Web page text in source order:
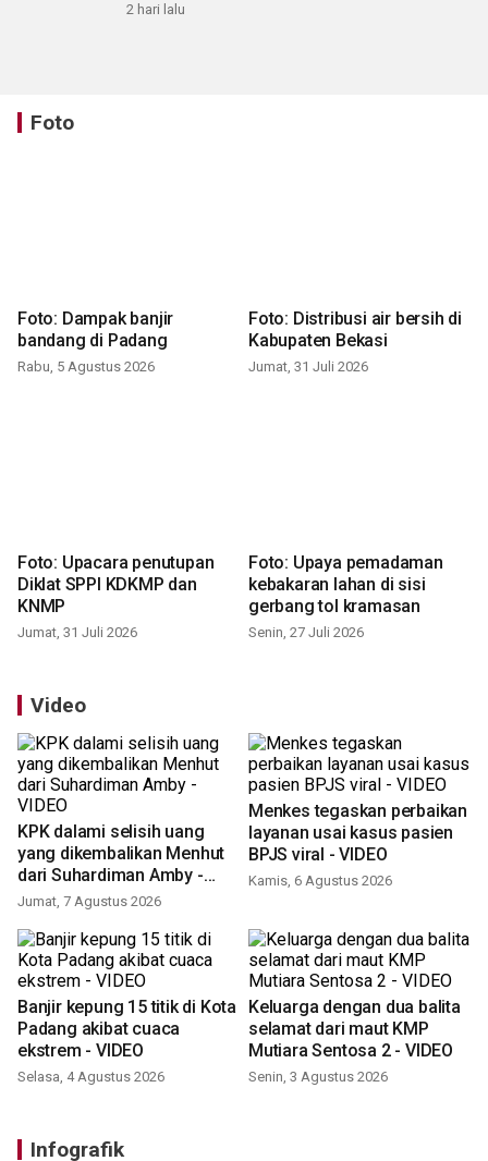
2 hari lalu
Foto
Foto: Dampak banjir
bandang di Padang
Rabu, 5 Agustus 2026
Foto: Distribusi air bersih di
Kabupaten Bekasi
Jumat, 31 Juli 2026
Foto: Upacara penutupan
Diklat SPPI KDKMP dan
KNMP
Jumat, 31 Juli 2026
Foto: Upaya pemadaman
kebakaran lahan di sisi
gerbang tol kramasan
Senin, 27 Juli 2026
Video
KPK dalami selisih uang
yang dikembalikan Menhut
dari Suhardiman Amby -
VIDEO
Jumat, 7 Agustus 2026
Menkes tegaskan perbaikan
layanan usai kasus pasien
BPJS viral - VIDEO
Kamis, 6 Agustus 2026
Banjir kepung 15 titik di Kota
Padang akibat cuaca
ekstrem - VIDEO
Selasa, 4 Agustus 2026
Keluarga dengan dua balita
selamat dari maut KMP
Mutiara Sentosa 2 - VIDEO
Senin, 3 Agustus 2026
Infografik